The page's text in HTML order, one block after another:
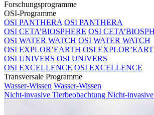
Forschungsprogramme
OSI-Programme
OSI PANTHERA OSI PANTHERA
OSI CETA’BIOSPHERE OSI
OSI WATER WATCH OSI WATER WATCH
OSI EXPLOR’EARTH OSI
OSI UNIVERS OSI UNIVERS
OSI EXCELLENCE OSI EXCELLENCE
Transversale Programme
Wasser-Wissen Wasser-Wissen
Nicht-invasive Tierbeobachtung Nicht-